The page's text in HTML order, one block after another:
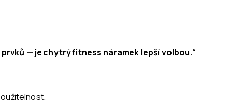
— je chytrý fitness náramek lepší volbou.“